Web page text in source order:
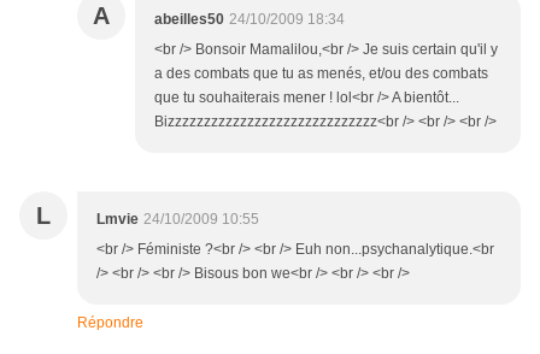
A abeilles50 24/10/2009 18:34
<br /> Bonsoir Mamalilou,<br /> Je suis certain qu'il y
a des combats que tu as menés, et/ou des combats
que tu souhaiterais mener ! lol<br /> A bientôt...
Bizzzzzzzzzzzzzzzzzzzzzzzzzzzzz<br /> <br /> <br />
L Lmvie 24/10/2009 10:55
<br /> Féministe ?<br /> <br /> Euh non...psychanalytique.<br
/> <br /> <br /> Bisous bon we<br /> <br /> <br />
Répondre